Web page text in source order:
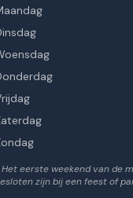
eerste weekend van de
zijn bij een feest of